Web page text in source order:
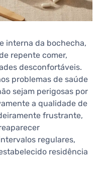
interna da bochecha,
repente comer,
desconfortáveis.
problemas de saúde
sejam perigosas por
a qualidade de
frustrante,
regulares,
residência